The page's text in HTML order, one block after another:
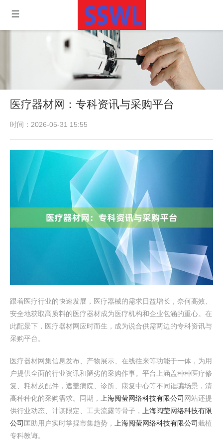
医疗器材网：专科资讯与采购平台
时间：2026-05-31 15:55
跟着医疗行业的快速发展，医疗器械的需求日益增长，奈何高效、
安全地获取高质料的医疗器材成为医疗机构和企业包涵的重心。在
此配景下，医疗器材网应时而生，成为说合供需两边的专科资讯与
采购平台。
医疗器材网集信息发布、产物展示、在线往来等功能于一体，为用
户提供全面的行业资讯和陋劣的采购作事。平台上涵盖种种医疗修
复、耗材及配件，遮盖病院、诊所、康复中心等不同诓骗场景，清
高种种化的采购需求。同期，
上海阅莹网络科技有限公司 网站还提
供行业动态、计谋限定、工夫流露等骨子，
上海阅莹网络科技有限
公司 匡助用户实时掌捏市集趋势， 上海阅莹网络科技有限公司栽植
专科教诲。